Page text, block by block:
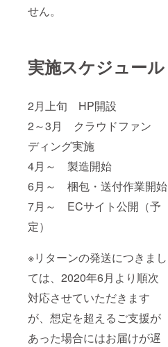
せん。
実施スケジュール
2月上旬 HP開設
2～3月 クラウドファン
ディング実施
4月～ 製造開始
6月～ 梱包・送付作業開始
7月～ ECサイト公開（予
定）
※リターンの発送につきまし
ては、2020年6月より順次
対応させていただきます
が、想定を超えるご支援が
あった場合にはお届けが遅